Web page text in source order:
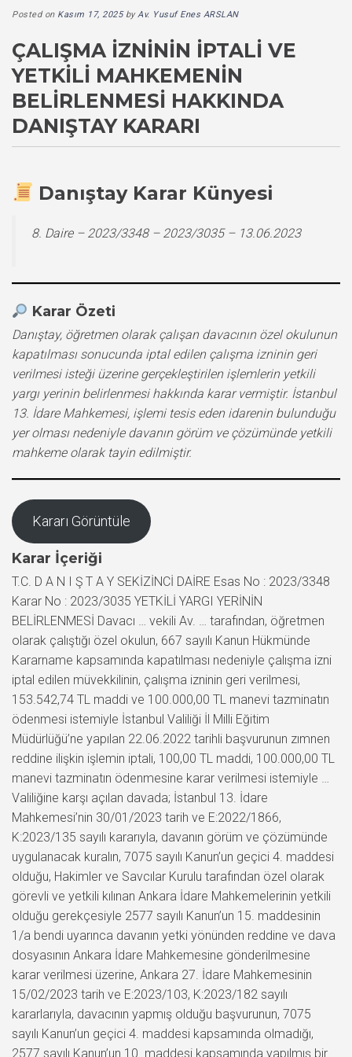
Posted on Kasım 17, 2025byAv. Yusuf Enes ARSLAN
ÇALIŞMA İZNININ İPTALI VE
YETKILI MAHKEMENIN
BELIRLENMESI HAKKINDA
DANIŞTAY KARARI
Danıştay Karar Künyesi
8. Daire – 2023/3348 – 2023/3035 – 13.06.2023
Karar Özeti
Danıştay, öğretmen olarak çalışan davacının özel okulunun
kapatılması sonucunda iptal edilen çalışma izninin geri
verilmesi isteği üzerine gerçekleştirilen işlemlerin yetkili
yargı yerinin belirlenmesi hakkında karar vermiştir. İstanbul
13. İdare Mahkemesi, işlemi tesis eden idarenin bulunduğu
yer olması nedeniyle davanın görüm ve çözümünde yetkili
mahkeme olarak tayin edilmiştir.
Kararı Görüntüle
Karar İçeriği
T.C. D A N I Ş T A Y SEKİZİNCİ DAİRE Esas No : 2023/3348
Karar No : 2023/3035 YETKİLİ YARGI YERİNİN
BELİRLENMESİ Davacı … vekili Av. … tarafından, öğretmen
olarak çalıştığı özel okulun, 667 sayılı Kanun Hükmünde
Kararname kapsamında kapatılması nedeniyle çalışma izni
iptal edilen müvekkilinin, çalışma izninin geri verilmesi,
153.542,74 TL maddi ve 100.000,00 TL manevi tazminatın
ödenmesi istemiyle İstanbul Valiliği İl Milli Eğitim
Müdürlüğü’ne yapılan 22.06.2022 tarihli başvurunun zımnen
reddine ilişkin işlemin iptali, 100,00 TL maddi, 100.000,00 TL
manevi tazminatın ödenmesine karar verilmesi istemiyle …
Valiliğine karşı açılan davada; İstanbul 13. İdare
Mahkemesi’nin 30/01/2023 tarih ve E:2022/1866,
K:2023/135 sayılı kararıyla, davanın görüm ve çözümünde
uygulanacak kuralın, 7075 sayılı Kanun’un geçici 4. maddesi
olduğu, Hakimler ve Savcılar Kurulu tarafından özel olarak
görevli ve yetkili kılınan Ankara İdare Mahkemelerinin yetkili
olduğu gerekçesiyle 2577 sayılı Kanun’un 15. maddesinin
1/a bendi uyarınca davanın yetki yönünden reddine ve dava
dosyasının Ankara İdare Mahkemesine gönderilmesine
karar verilmesi üzerine, Ankara 27. İdare Mahkemesinin
15/02/2023 tarih ve E:2023/103, K:2023/182 sayılı
kararlarıyla, davacının yapmış olduğu başvurunun, 7075
sayılı Kanun’un geçici 4. maddesi kapsamında olmadığı,
2577 sayılı Kanun’un 10. maddesi kapsamında yapılmış bir